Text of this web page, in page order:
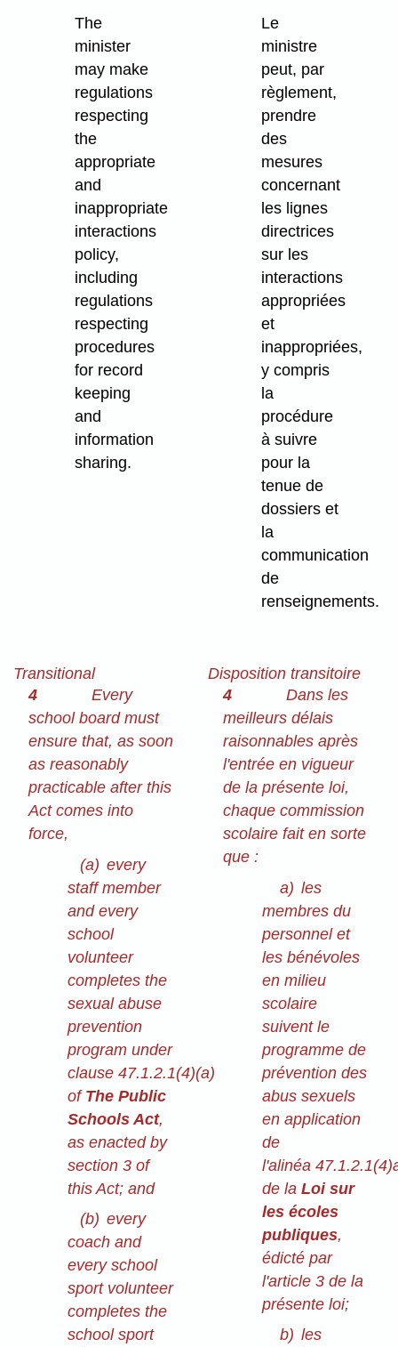
The
minister
may make
regulations
respecting
the
appropriate
and
inappropriate
interactions
policy,
including
regulations
respecting
procedures
for record
keeping
and
information
sharing.
Le
ministre
peut, par
règlement,
prendre
des
mesures
concernant
les lignes
directrices
sur les
interactions
appropriées
et
inappropriées,
y compris
la
procédure
à suivre
pour la
tenue de
dossiers et
la
communication
de
renseignements.
Transitional
4
Every
school board must
ensure that, as soon
as reasonably
practicable after this
Act comes into
force,
(a) every
staff member
and every
school
volunteer
completes the
sexual abuse
prevention
program under
clause 47.1.2.1(4)⁠(a)
of The Public
Schools Act,
as enacted by
section 3 of
this Act; and
(b) every
coach and
every school
sport volunteer
completes the
school sport
Disposition transitoire
4
Dans les
meilleurs délais
raisonnables après
l'entrée en vigueur
de la présente loi,
chaque commission
scolaire fait en sorte
que :
a) les
membres du
personnel et
les bénévoles
en milieu
scolaire
suivent le
programme de
prévention des
abus sexuels
en application
de
l'alinéa
de laLoi sur
les écoles
publiques,
édicté par
l'article 3 de la
présente loi;
b) les